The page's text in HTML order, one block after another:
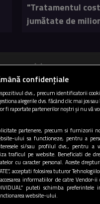
"Tratamentul
jumătate de
București
Termeni si conditii|
confidențiale
dvs., precum identificatorii
alegerile dvs. făcând clic mai jos
fi raportate partenerilor noștri și nu vă
partenere, precum si furnizorii
ului sa functioneze, pentru a
si/sau profilul dvs., pentru a
traficul pe website. Beneficiati de
cu caracter personal. Aceste
acceptati folosirea tuturor
informatiilor de catre Vendor-ii
puteti schimba preferintele
website-ului.